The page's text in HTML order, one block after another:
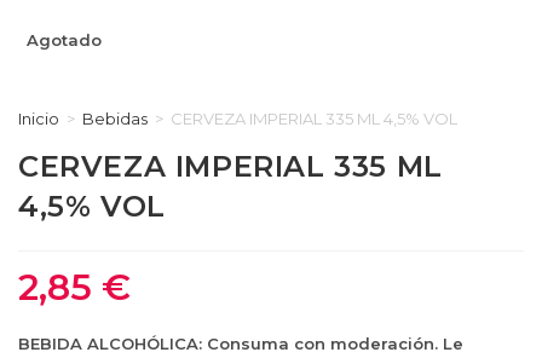
Agotado
Inicio > Bebidas > CERVEZA IMPERIAL 335 ML 4,5% VOL
CERVEZA IMPERIAL 335 ML
4,5% VOL
2,85 €
BEBIDA ALCOHÓLICA: Consuma con moderación. Le